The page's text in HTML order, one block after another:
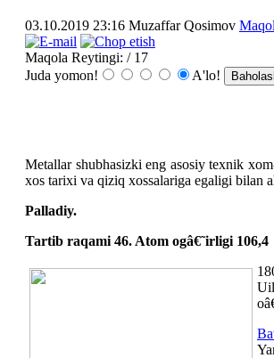
03.10.2019 23:16 Muzaffar Qosimov
Maqola Reytingi: / 17
Juda yomon!
A'lo!
Metallar shubhasizki eng asosiy texnik
xos tarixi va qiziq xossalariga egaligi bilan
Palladiy.
Tartib raqami 46. Atom ogâ€˜irligi 106,4